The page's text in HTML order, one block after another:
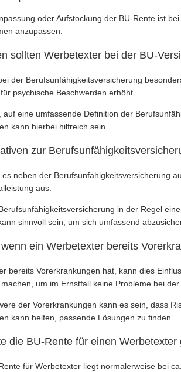
oder Aufstockung der BU-Rente ist
anzupassen.
sollten Werbetexter bei der BU-
der Berufsunfähigkeitsversicherung
psychische Beschwerden erhöht.
auf eine umfassende Definition der
kann hierbei hilfreich sein.
zur
neben der Berufsunfähigkeitsversicherung
aus.
in der Regel
sinnvoll sein, um sich umfassend
ein Werbetexter bereits
bereits Vorerkrankungen hat, kann dies
um im Ernstfall keine Probleme bei
der Vorerkrankungen kann es sein, dass
kann helfen, passende Lösungen zu finden.
die BU-Rente für einen Werbetexter
für Werbetexter liegt normalerweise bei